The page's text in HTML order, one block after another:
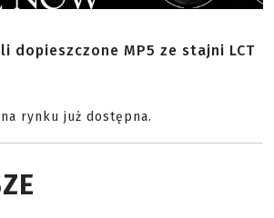
dopieszczone MP5 ze stajni LCT
rynku już dostępna.